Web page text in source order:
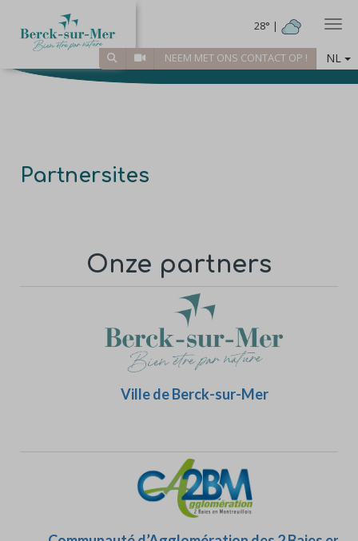
28° |
NEEM MET ONS CONTACT OP ! NL
Partnersites
Onze partners
Ville de Berck-sur-Mer